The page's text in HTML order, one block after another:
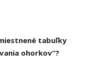
tabuľky
ohorkov“?